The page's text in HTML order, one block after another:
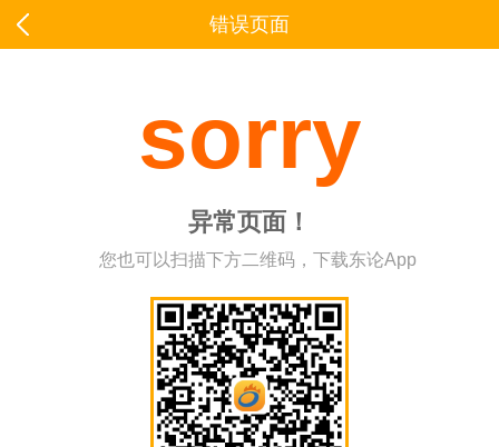
错误页面
sorry
异常页面！
您也可以扫描下方二维码，下载东论App